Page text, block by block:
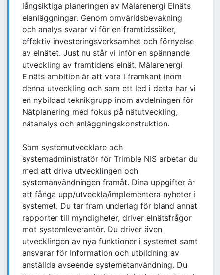
långsiktiga planeringen av Mälarenergi Elnäts
elanläggningar. Genom omvärldsbevakning
och analys svarar vi för en framtidssäker,
effektiv investeringsverksamhet och förnyelse
av elnätet. Just nu står vi inför en spännande
utveckling av framtidens elnät. Mälarenergi
Elnäts ambition är att vara i framkant inom
denna utveckling och som ett led i detta har vi
en nybildad teknikgrupp inom avdelningen för
Nätplanering med fokus på nätutveckling,
nätanalys och anläggningskonstruktion.
Som systemutvecklare och
systemadministratör för Trimble NIS arbetar du
med att driva utvecklingen och
systemanvändningen framåt. Dina uppgifter är
att fånga upp/utveckla/implementera nyheter i
systemet. Du tar fram underlag för bland annat
rapporter till myndigheter, driver elnätsfrågor
mot systemleverantör. Du driver även
utvecklingen av nya funktioner i systemet samt
ansvarar för Information och utbildning av
anställda avseende systemetanvändning. Du